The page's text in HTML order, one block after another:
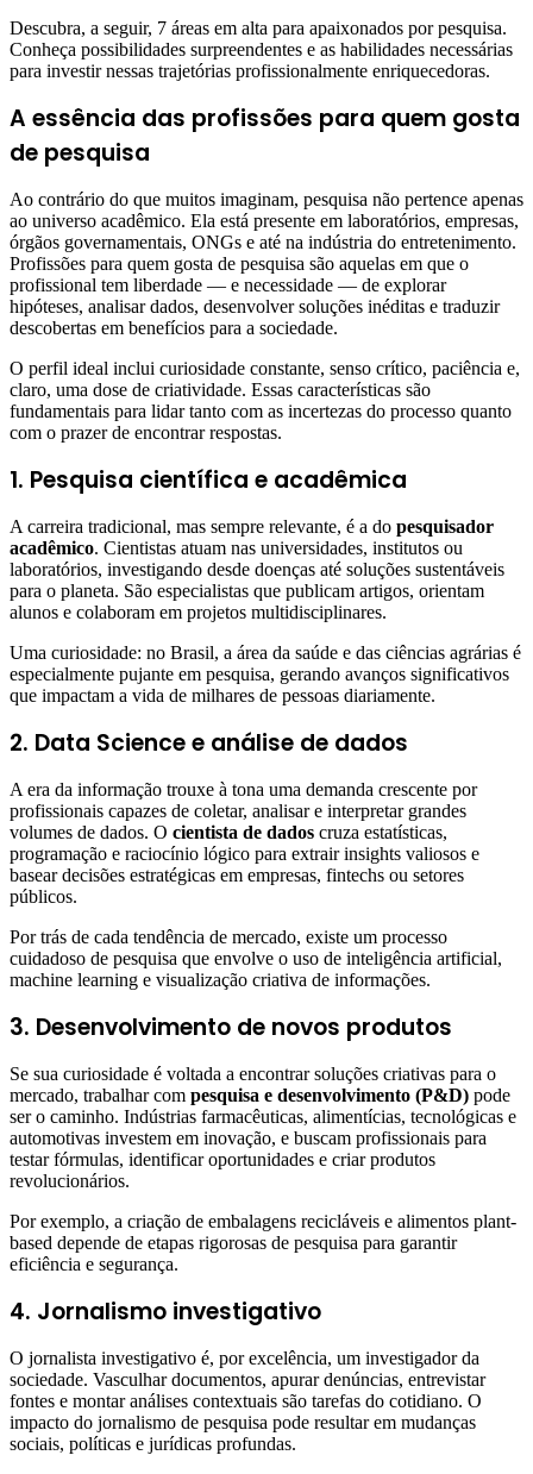
Descubra, a seguir, 7 áreas em alta para apaixonados por pesquisa.
Conheça possibilidades surpreendentes e as habilidades necessárias
para investir nessas trajetórias profissionalmente enriquecedoras.
A essência das profissões para quem gosta
de pesquisa
Ao contrário do que muitos imaginam, pesquisa não pertence apenas
ao universo acadêmico. Ela está presente em laboratórios, empresas,
órgãos governamentais, ONGs e até na indústria do entretenimento.
Profissões para quem gosta de pesquisa são aquelas em que o
profissional tem liberdade — e necessidade — de explorar
hipóteses, analisar dados, desenvolver soluções inéditas e traduzir
descobertas em benefícios para a sociedade.
O perfil ideal inclui curiosidade constante, senso crítico, paciência e,
claro, uma dose de criatividade. Essas características são
fundamentais para lidar tanto com as incertezas do processo quanto
com o prazer de encontrar respostas.
1. Pesquisa científica e acadêmica
A carreira tradicional, mas sempre relevante, é a do pesquisador
acadêmico. Cientistas atuam nas universidades, institutos ou
laboratórios, investigando desde doenças até soluções sustentáveis
para o planeta. São especialistas que publicam artigos, orientam
alunos e colaboram em projetos multidisciplinares.
Uma curiosidade: no Brasil, a área da saúde e das ciências agrárias é
especialmente pujante em pesquisa, gerando avanços significativos
que impactam a vida de milhares de pessoas diariamente.
2. Data Science e análise de dados
A era da informação trouxe à tona uma demanda crescente por
profissionais capazes de coletar, analisar e interpretar grandes
volumes de dados. O cientista de dados cruza estatísticas,
programação e raciocínio lógico para extrair insights valiosos e
basear decisões estratégicas em empresas, fintechs ou setores
públicos.
Por trás de cada tendência de mercado, existe um processo
cuidadoso de pesquisa que envolve o uso de inteligência artificial,
machine learning e visualização criativa de informações.
3. Desenvolvimento de novos produtos
Se sua curiosidade é voltada a encontrar soluções criativas para o
mercado, trabalhar com pesquisa e desenvolvimento (P&D) pode
ser o caminho. Indústrias farmacêuticas, alimentícias, tecnológicas e
automotivas investem em inovação, e buscam profissionais para
testar fórmulas, identificar oportunidades e criar produtos
revolucionários.
Por exemplo, a criação de embalagens recicláveis e alimentos plant-
based depende de etapas rigorosas de pesquisa para garantir
eficiência e segurança.
4. Jornalismo investigativo
O jornalista investigativo é, por excelência, um investigador da
sociedade. Vasculhar documentos, apurar denúncias, entrevistar
fontes e montar análises contextuais são tarefas do cotidiano. O
impacto do jornalismo de pesquisa pode resultar em mudanças
sociais, políticas e jurídicas profundas.